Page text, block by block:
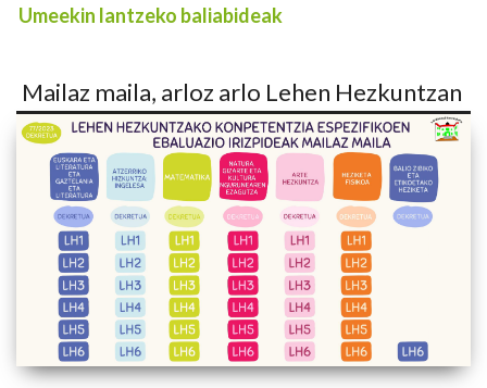
Umeekin lantzeko baliabideak
Mailaz maila, arloz arlo Lehen Hezkuntzan